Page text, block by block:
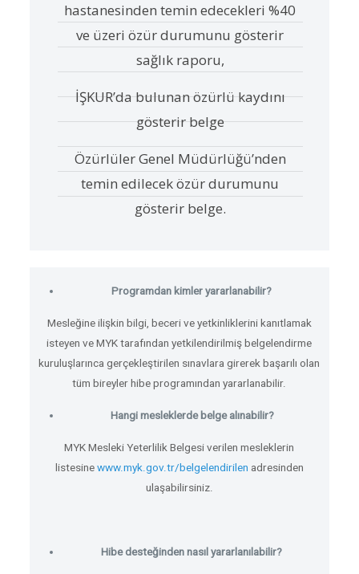
hastanesinden temin edecekleri %40
ve üzeri özür durumunu gösterir
sağlık raporu,
İŞKUR’da bulunan özürlü kaydını
gösterir belge
Özürlüler Genel Müdürlüğü’nden
temin edilecek özür durumunu
gösterir belge.
Programdan kimler yararlanabilir?
Mesleğine ilişkin bilgi, beceri ve yetkinliklerini kanıtlamak
isteyen ve MYK tarafından yetkilendirilmiş belgelendirme
kuruluşlarınca gerçekleştirilen sınavlara girerek başarılı olan
tüm bireyler hibe programından yararlanabilir.
Hangi mesleklerde belge alınabilir?
MYK Mesleki Yeterlilik Belgesi verilen mesleklerin
listesinewww.myk.gov.tr/belgelendirilen adresinden
ulaşabilirsiniz.
Hibe desteğinden nasıl yararlanılabilir?